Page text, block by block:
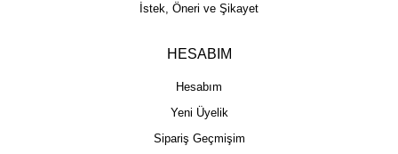
İstek, Öneri ve Şikayet
HESABIM
Hesabım
Yeni Üyelik
Sipariş Geçmişim